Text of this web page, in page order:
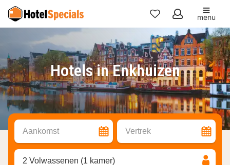
Mijn
favorieten
menu
Hotels in Enkhuizen
Aankomst Vertrek
2 Volwassenen (1 kamer)